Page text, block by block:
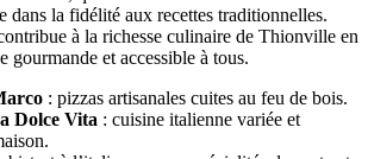
dans la fidélité aux recettes traditionnelles.
à la richesse culinaire de Thionville en
gourmande et accessible à tous.
: pizzas artisanales cuites au feu de bois.
Dolce Vita : cuisine italienne variée et